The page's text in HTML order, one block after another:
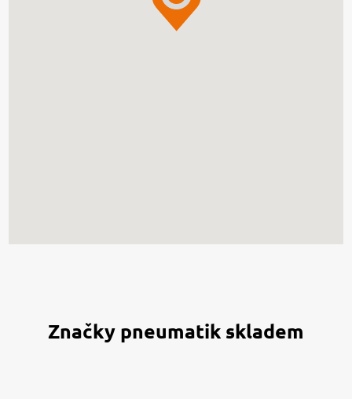
Značky pneumatik skladem